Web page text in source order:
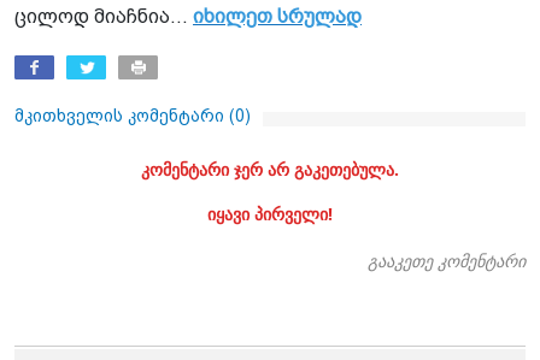
ცი­ლოდ მი­აჩ­ნია... იხილეთ სრულად
მკითხველის კომენტარი (0)
კომენტარი ჯერ არ გაკეთებულა.
იყავი პირველი!
გააკეთე კომენტარი